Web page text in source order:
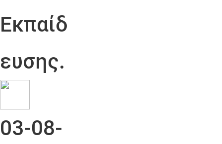
Εκπαίδ
ευσης.
03-08-